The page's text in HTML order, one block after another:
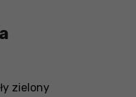
zielony